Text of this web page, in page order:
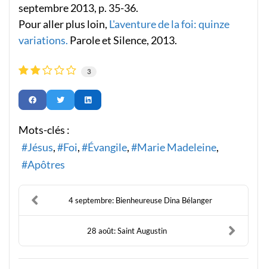
septembre 2013, p. 35-36.
Pour aller plus loin, L'aventure de la foi: quinze
variations. Parole et Silence, 2013.
3
Mots-clés :
Jésus
Foi Évangile
Marie Madeleine
Apôtres
4 septembre: Bienheureuse Dina Bélanger
28 août: Saint Augustin